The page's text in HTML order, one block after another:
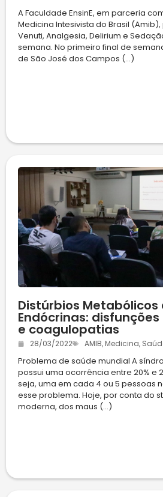
A Faculdade EnsinE, em parceria
Medicina Intesivista do Brasil
Venuti, Analgesia, Delirium e
semana. No primeiro final de
de São José dos Campos (...)
Distúrbios Metabólicos
Endócrinas:
e coagulopatias
28/03/2022 AMIB, Medicina,
Problema de saúde mundial A
possui uma ocorrência entre 20% e
seja, uma em cada 4 ou 5 pessoas
esse problema. Hoje, por conta do
moderna, dos maus (...)